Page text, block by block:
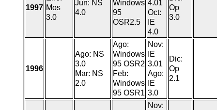
1997 Mos
3.0
Jun: NS
4.0
Windows
95
OSR2.5
4.01
Oct:
IE
4.0
Op
3.0
1996
Ago: NS
3.0
Mar: NS
2.0
Ago:
Windows
95 OSR2
Feb:
Windows
95 OSR1
Nov:
IE
3.01
Ago:
IE
3.0
Dic:
Op
2.1
Nov: